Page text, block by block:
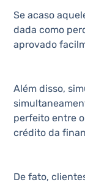
Se acaso
dada como
aprovado
Além disso,
perfeito entre
crédito da
De fato,